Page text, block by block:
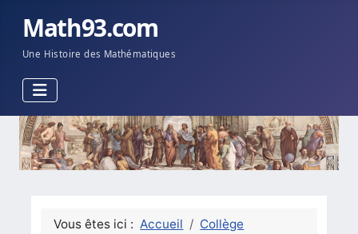
Math93.com
Une Histoire des Mathématiques
Vous êtes ici : Accueil
Collège